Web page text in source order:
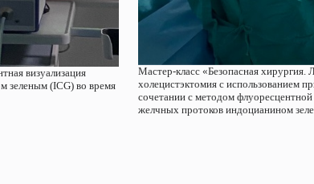
визуализация
зеленым (ICG) во время
Мастер-класс «Безопасная хирургия.
холецистэктомия с использованием
сочетании с методом
желчных протоков индоцианином